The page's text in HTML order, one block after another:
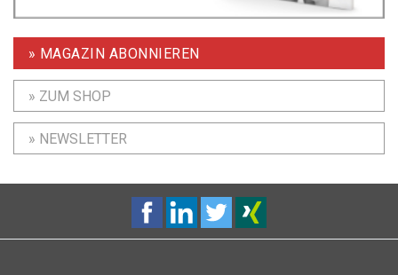
» MAGAZIN ABONNIEREN
» ZUM SHOP
» NEWSLETTER